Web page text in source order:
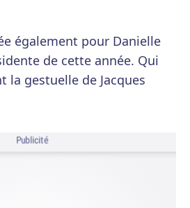
également pour Danielle
de cette année. Qui
la gestuelle de Jacques
Publicité